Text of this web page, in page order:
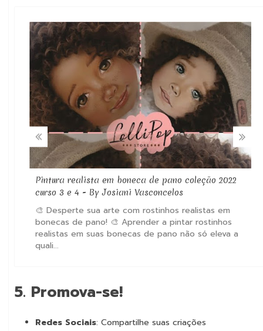
  
Pintura realista em boneca de pano coleção 2022
curso 3 e 4 - By Josiani Vasconcelos
🎨 Desperte sua arte com rostinhos realistas em
bonecas de pano! 🎨 Aprender a pintar rostinhos
realistas em suas bonecas de pano não só eleva a
quali...
 
5. Promova-se!
Redes Sociais: Compartilhe suas criações